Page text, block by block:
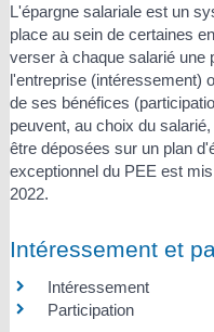
L'épargne salariale est un
place au sein de certaines
verser à chaque salarié une
l'entreprise (intéressement)
de ses bénéfices
peuvent, au choix du
être déposées sur un plan
exceptionnel du PEE est
2022.
Intéressement et
Intéressement
Participation